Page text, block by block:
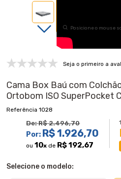
Posicione o mouse
Seja o primeiro a
Cama Box Baú com
Ortobom ISO SuperPocket
1028
De:R$ 2.496,70
Por: R$ 1.926,70
ou10x de R$ 192,67
Selecione o modelo: